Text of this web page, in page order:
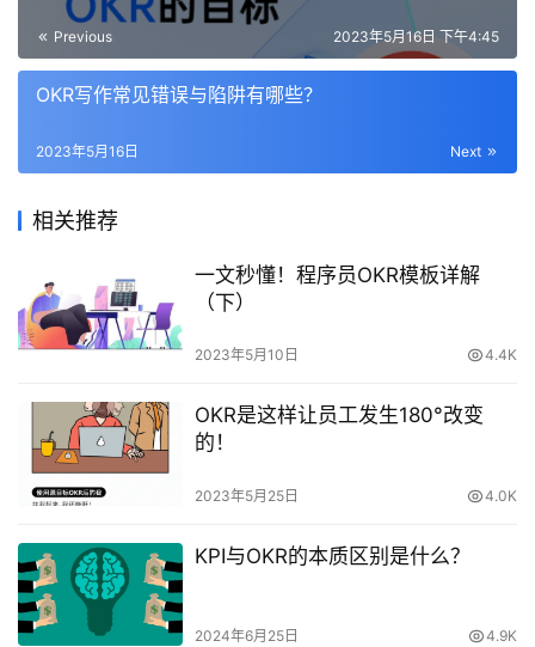
Previous 2023年5月16日 下午4:45
OKR写作常见错误与陷阱有哪些？
Next
2023年5月16日
相关推荐
一文秒懂！程序员OKR模板详解
（下）
2023年5月10日 4.4K
OKR是这样让员工发生180°改变
的！
2023年5月25日 4.0K
KPI与OKR的本质区别是什么？
2024年6月25日 4.9K